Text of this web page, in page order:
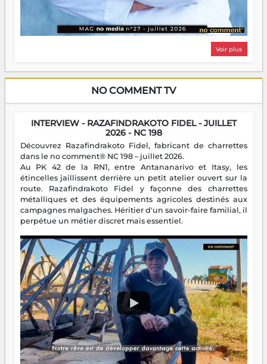
Voir plus
NO COMMENT TV
INTERVIEW - RAZAFINDRAKOTO FIDEL - JUILLET
2026 - NC 198
Découvrez Razafindrakoto Fidel, fabricant de charrettes
dans le no comment® NC 198 – juillet 2026.
Au PK 42 de la RN1, entre Antananarivo et Itasy, les
étincelles jaillissent derrière un petit atelier ouvert sur la
route. Razafindrakoto Fidel y façonne des charrettes
métalliques et des équipements agricoles destinés aux
campagnes malgaches. Héritier d'un savoir-faire familial, il
perpétue un métier discret mais essentiel.